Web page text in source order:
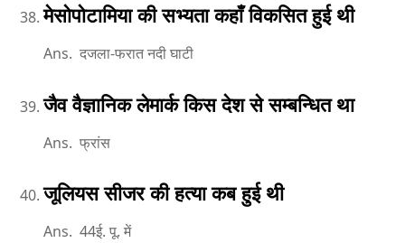
मेसोपोटामिया की सभ्यता कहाँ विकसित हुई थी
Ans. दजला-फरात नदी घाटी
जैव वैज्ञानिक लेमार्क किस देश से सम्बन्धित था
Ans. फ्रांस
जूलियस सीजर की हत्या कब हुई थी
Ans. 44ई. पू. में